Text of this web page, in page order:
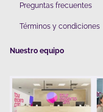
Preguntas frecuentes
Términos y condiciones
Nuestro equipo